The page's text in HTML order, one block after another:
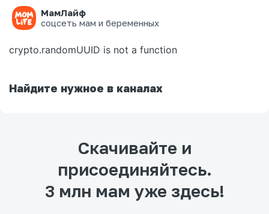
МамЛайф
соцсеть мам и беременных
Ошибка на странице
crypto.randomUUID is not a function
Найдите нужное в каналах
Скачивайте и
присоединяйтесь.
3 млн мам уже здесь!